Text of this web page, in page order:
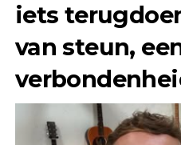
iets
van steun,